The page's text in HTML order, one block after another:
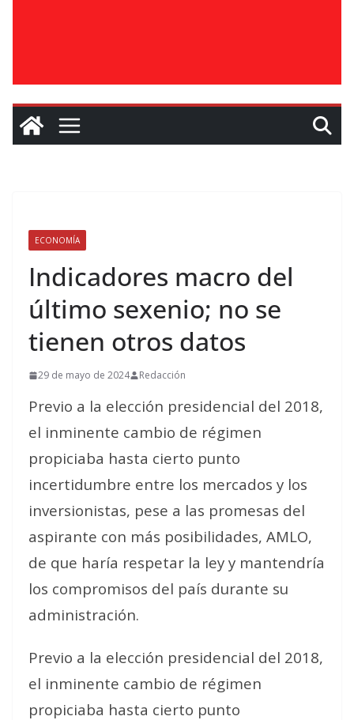
ECONOMÍA
Indicadores macro del
último sexenio; no se
tienen otros datos
29 de mayo de 2024 Redacción
Previo a la elección presidencial del 2018,
el inminente cambio de régimen
propiciaba hasta cierto punto
incertidumbre entre los mercados y los
inversionistas, pese a las promesas del
aspirante con más posibilidades, AMLO,
de que haría respetar la ley y mantendría
los compromisos del país durante su
administración.
Previo a la elección presidencial del 2018,
el inminente cambio de régimen
propiciaba hasta cierto punto